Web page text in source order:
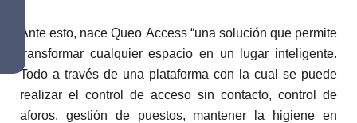
Ante esto, naceQueo Access “una solución que permite
transformar cualquier espacio en un lugar inteligente.
Todo a través de una plataforma con la cual se puede
realizar el control de acceso sin contacto, control de
aforos, gestión de puestos, mantener la higiene en